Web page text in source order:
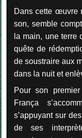
Dans cette œuvre
son, semble
la main, une terre
quête de
de soustraire aux
dans la nuit et
Pour son
França
s’appuyant sur
de ses